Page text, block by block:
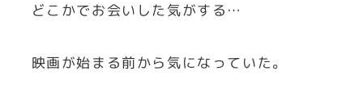
どこかでお会いした気がする…
映画が始まる前から気になっていた。